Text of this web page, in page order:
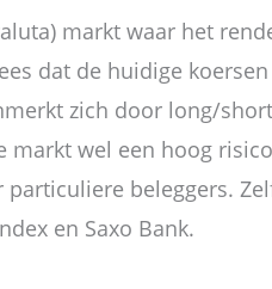
markt waar het
dat de huidige
zich door long/
markt wel een hoog
beleggers.
en Saxo Bank.